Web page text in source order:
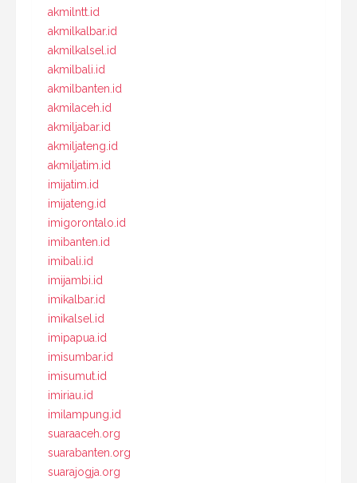
akmilntt.id
akmilkalbar.id
akmilkalsel.id
akmilbali.id
akmilbanten.id
akmilaceh.id
akmiljabar.id
akmiljateng.id
akmiljatim.id
imijatim.id
imijateng.id
imigorontalo.id
imibanten.id
imibali.id
imijambi.id
imikalbar.id
imikalsel.id
imipapua.id
imisumbar.id
imisumut.id
imiriau.id
imilampung.id
suaraaceh.org
suarabanten.org
suarajogja.org